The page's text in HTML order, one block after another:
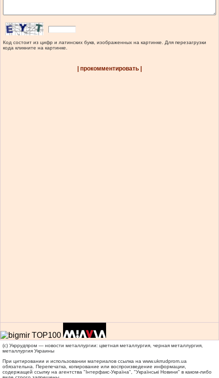
Код состоит из цифр и латинских букв, изображенных на картинке. Для перезагрузки
кода кликните на картинке.
| прокомментировать |
(c) Укррудпром — новости металлургии: цветная металлургия, черная металлургия,
металлургия Украины
При цитировании и использовании материалов ссылка на www.ukrrudprom.ua
обязательна. Перепечатка, копирование или воспроизведение информации,
содержащей ссылку на агентства "Iнтерфакс-Україна", "Українськi Новини" в каком-либо